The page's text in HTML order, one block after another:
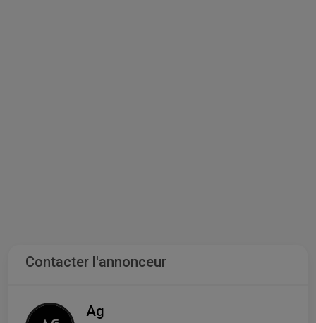
Contacter l'annonceur
Ag